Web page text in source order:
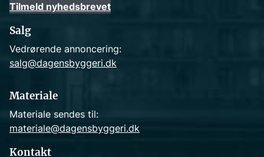
Tilmeld nyhedsbrevet
Salg
Vedrørende annoncering:
salg@dagensbyggeri.dk
Materiale
Materiale sendes til:
materiale@dagensbyggeri.dk
Kontakt